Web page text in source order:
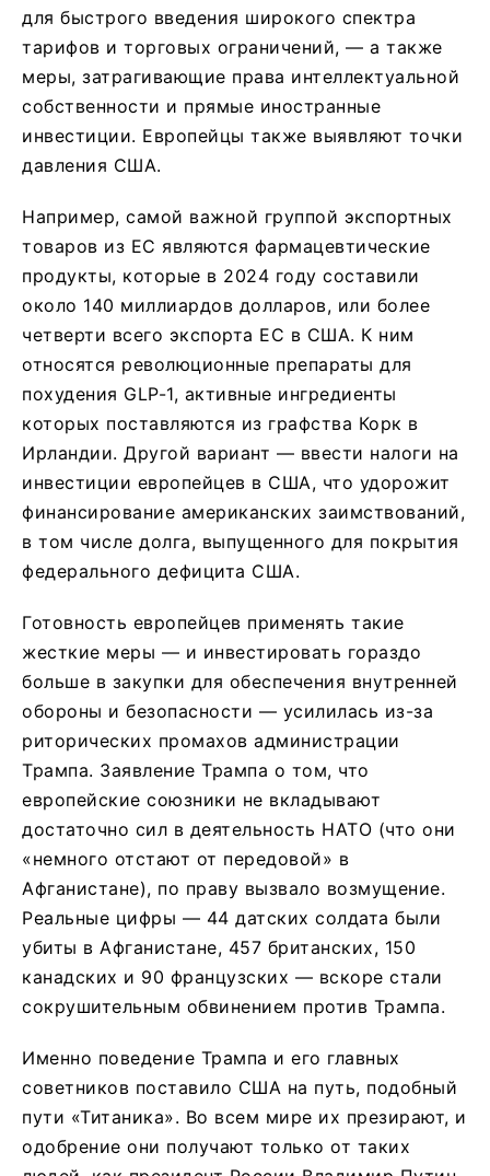
для быстрого введения широкого спектра
тарифов и торговых ограничений, — а также
меры, затрагивающие права интеллектуальной
собственности и прямые иностранные
инвестиции. Европейцы также выявляют точки
давления США.
Например, самой важной группой экспортных
товаров из ЕС являются фармацевтические
продукты, которые в 2024 году составили
около 140 миллиардов долларов, или более
четверти всего экспорта ЕС в США. К ним
относятся революционные препараты для
похудения GLP-1, активные ингредиенты
которых поставляются из графства Корк в
Ирландии. Другой вариант — ввести налоги на
инвестиции европейцев в США, что удорожит
финансирование американских заимствований,
в том числе долга, выпущенного для покрытия
федерального дефицита США.
Готовность европейцев применять такие
жесткие меры — и инвестировать гораздо
больше в закупки для обеспечения внутренней
обороны и безопасности — усилилась из-за
риторических промахов администрации
Трампа. Заявление Трампа о том, что
европейские союзники не вкладывают
достаточно сил в деятельность НАТО (что они
«немного отстают от передовой» в
Афганистане), по праву вызвало возмущение.
Реальные цифры — 44 датских солдата были
убиты в Афганистане, 457 британских, 150
канадских и 90 французских — вскоре стали
сокрушительным обвинением против Трампа.
Именно поведение Трампа и его главных
советников поставило США на путь, подобный
пути «Титаника». Во всем мире их презирают, и
одобрение они получают только от таких